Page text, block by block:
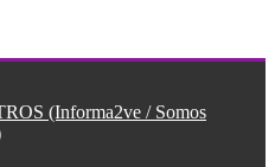
(Informa2ve / Somos